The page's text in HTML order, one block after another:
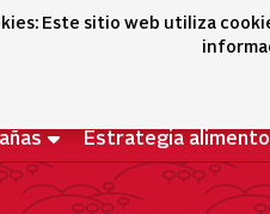
Este sitio web utiliza
Estrategia
como patrimonio